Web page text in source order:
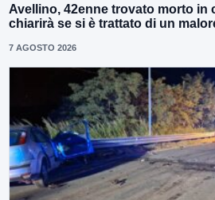
Avellino, 42enne trovato morto in
chiarirà se si è trattato di un
7 AGOSTO 2026